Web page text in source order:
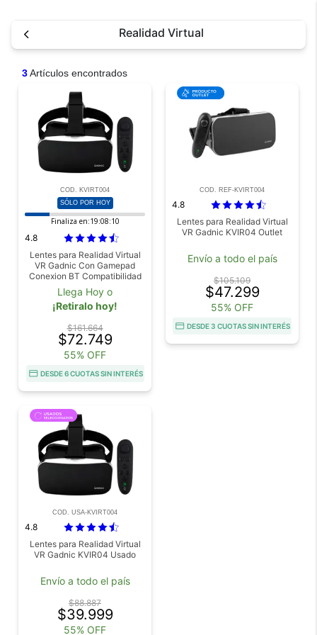
Realidad Virtual
3Artículos encontrados
COD. KVIRT004
SÓLO POR HOY
Finaliza en:19:08:10
4.8
Lentes para Realidad Virtual
VR Gadnic Con Gamepad
Conexion BT Compatibilidad
Universal
Llega Hoy o
¡Retiralo hoy!
$161.664
$72.749
55% OFF
DESDE 6 CUOTAS SIN INTERÉS
COD. REF-KVIRT004
4.8
Lentes para Realidad Virtual
VR Gadnic KVIR04 Outlet
Envío a todo el país
$105.109
$47.299
55% OFF
DESDE 3 CUOTAS SIN INTERÉS
COD. USA-KVIRT004
4.8
Lentes para Realidad Virtual
VR Gadnic KVIR04 Usado
Envío a todo el país
$88.887
$39.999
55% OFF